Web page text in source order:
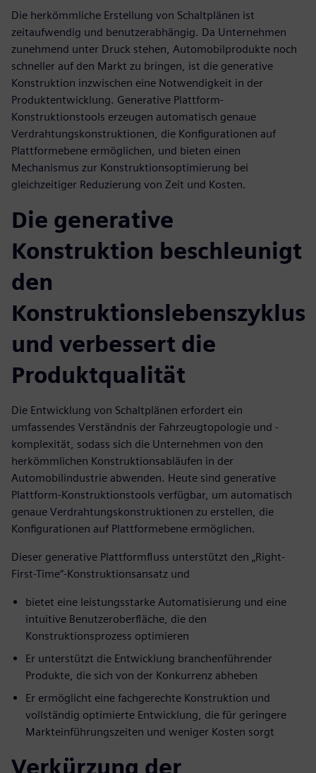
Die herkömmliche Erstellung von Schaltplänen ist
zeitaufwendig und benutzerabhängig. Da Unternehmen
zunehmend unter Druck stehen, Automobilprodukte noch
schneller auf den Markt zu bringen, ist die generative
Konstruktion inzwischen eine Notwendigkeit in der
Produktentwicklung. Generative Plattform-
Konstruktionstools erzeugen automatisch genaue
Verdrahtungskonstruktionen, die Konfigurationen auf
Plattformebene ermöglichen, und bieten einen
Mechanismus zur Konstruktionsoptimierung bei
gleichzeitiger Reduzierung von Zeit und Kosten.
Die generative
Konstruktion beschleunigt
den
Konstruktionslebenszyklus
und verbessert die
Produktqualität
Die Entwicklung von Schaltplänen erfordert ein
umfassendes Verständnis der Fahrzeugtopologie und -
komplexität, sodass sich die Unternehmen von den
herkömmlichen Konstruktionsabläufen in der
Automobilindustrie abwenden. Heute sind generative
Plattform-Konstruktionstools verfügbar, um automatisch
genaue Verdrahtungskonstruktionen zu erstellen, die
Konfigurationen auf Plattformebene ermöglichen.
Dieser generative Plattformfluss unterstützt den „Right-
First-Time“-Konstruktionsansatz und
bietet eine leistungsstarke Automatisierung und eine
intuitive Benutzeroberfläche, die den
Konstruktionsprozess optimieren
Er unterstützt die Entwicklung branchenführender
Produkte, die sich von der Konkurrenz abheben
Er ermöglicht eine fachgerechte Konstruktion und
vollständig optimierte Entwicklung, die für geringere
Markteinführungszeiten und weniger Kosten sorgt
Verkürzung der